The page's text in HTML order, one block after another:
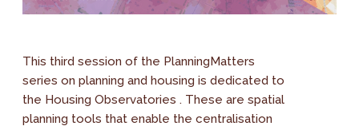
This third session of the PlanningMatters
series on planning and housing is dedicated to
the Housing Observatories . These are spatial
planning tools that enable the centralisation